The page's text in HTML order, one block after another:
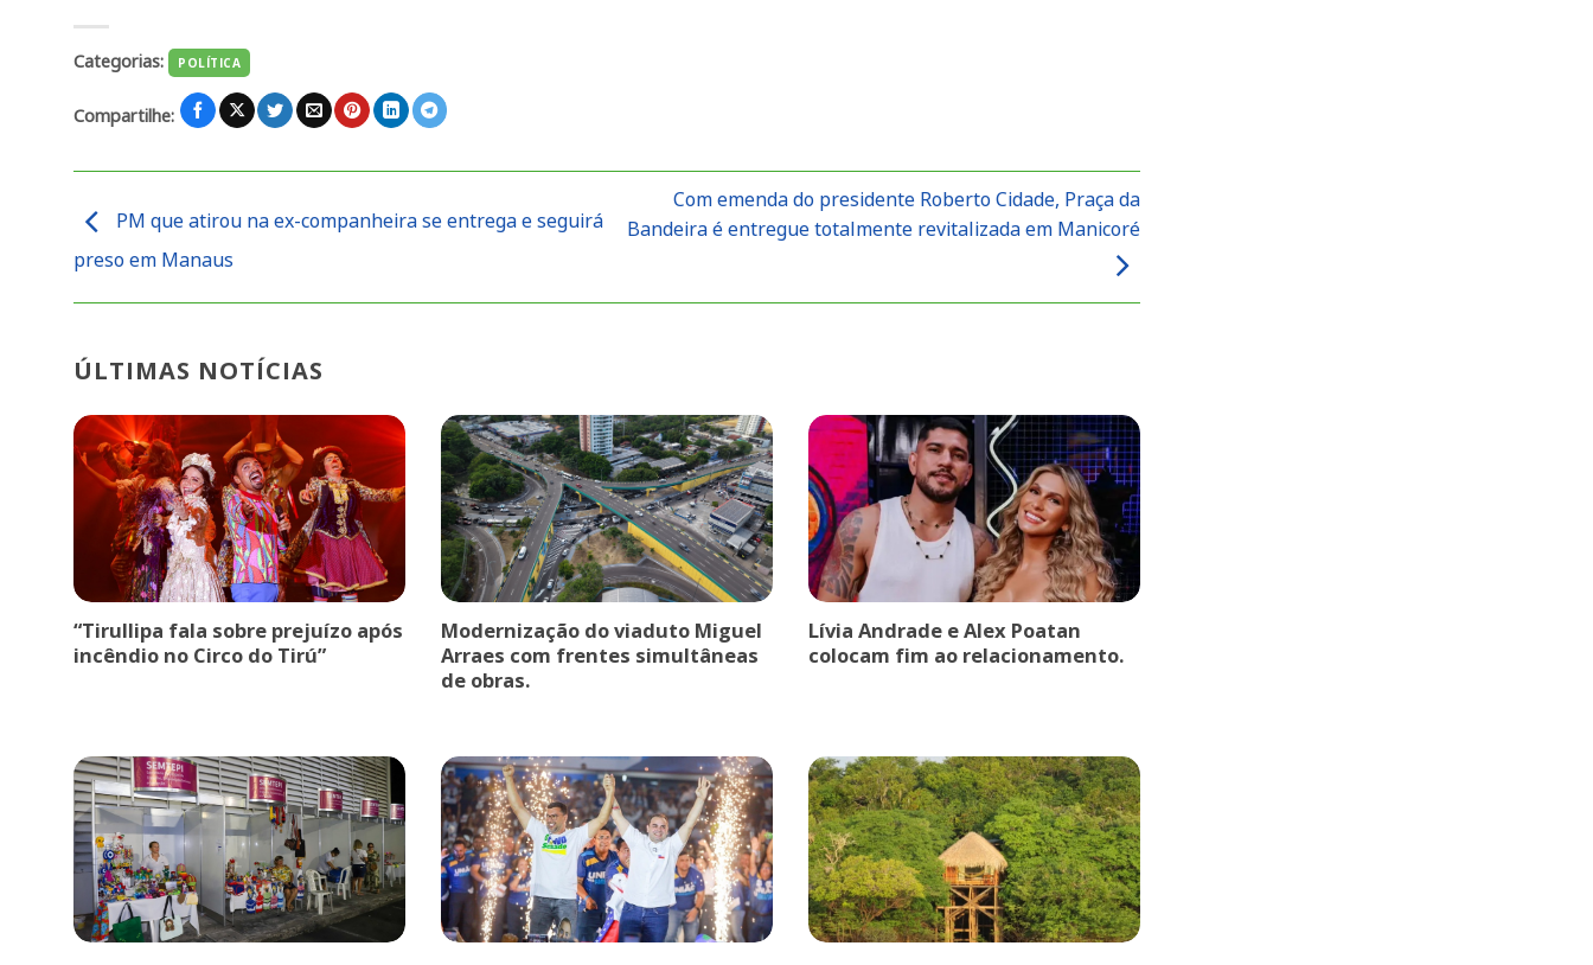
Categorias: POLÍTICA
Compartilhe:
PM que atirou na ex-companheira se entrega e seguirá
preso em Manaus
Com emenda do presidente Roberto Cidade, Praça da
Bandeira é entregue totalmente revitalizada em Manicoré
ÚLTIMAS NOTÍCIAS
“Tirullipa fala sobre prejuízo após
incêndio no Circo do Tirú”
Modernização do viaduto Miguel
Arraes com frentes simultâneas
de obras.
Lívia Andrade e Alex Poatan
colocam fim ao relacionamento.